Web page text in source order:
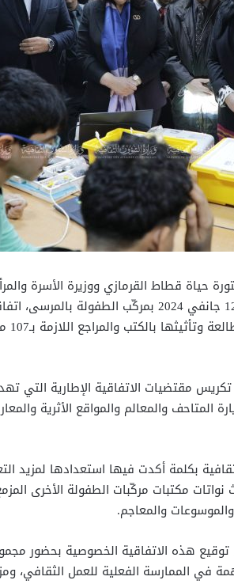
حياة قطاط القرمازي ووزيرة الأسرة
السيدة آمال بلحاج موسى، اليوم الجمعة 12 جانفي 2024 بمركّب
مقتضيات الاتفاقية الإطارية التي
المتاحف والمعالم والمواقع الأثرية
بكلمة أكدت فيها استعدادها لمزيد
نواتات مكتبات مركّبات الطفولة الأخرى
والمعاجم.
هذه الاتفاقية الخصوصية بحضور
في الممارسة الفعلية للعمل الثقافي،